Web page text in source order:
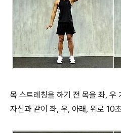
목 스트레칭을 하기 전 목을 좌, 우
자신과 같이 좌, 우, 아래, 위로 10